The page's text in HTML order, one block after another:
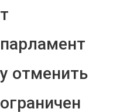
т
парламент
у отменить
ограничен